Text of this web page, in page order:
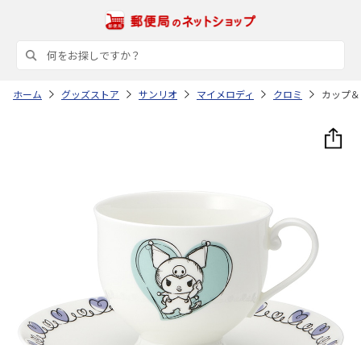
ホーム グッズストア サンリオ マイメロディ クロミ カップ